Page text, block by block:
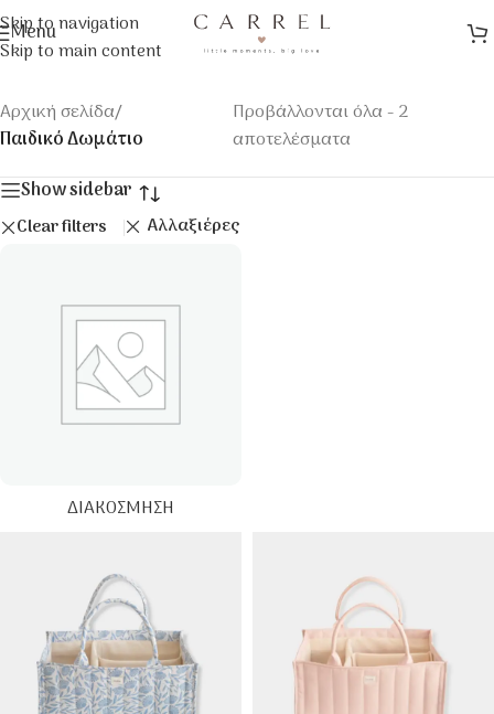
Skip to navigation
Skip to main content
Menu
Αρχική σελίδα/
Παιδικό Δωμάτιο
Προβάλλονται όλα - 2
αποτελέσματα
Show sidebar
Clear filters Αλλαξιέρες
ΔΙΑΚΌΣΜΗΣΗ